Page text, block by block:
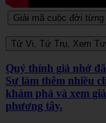
Quý thính giả nhớ
Sự làm thêm nhiều
khám phá và xem
phương tây.